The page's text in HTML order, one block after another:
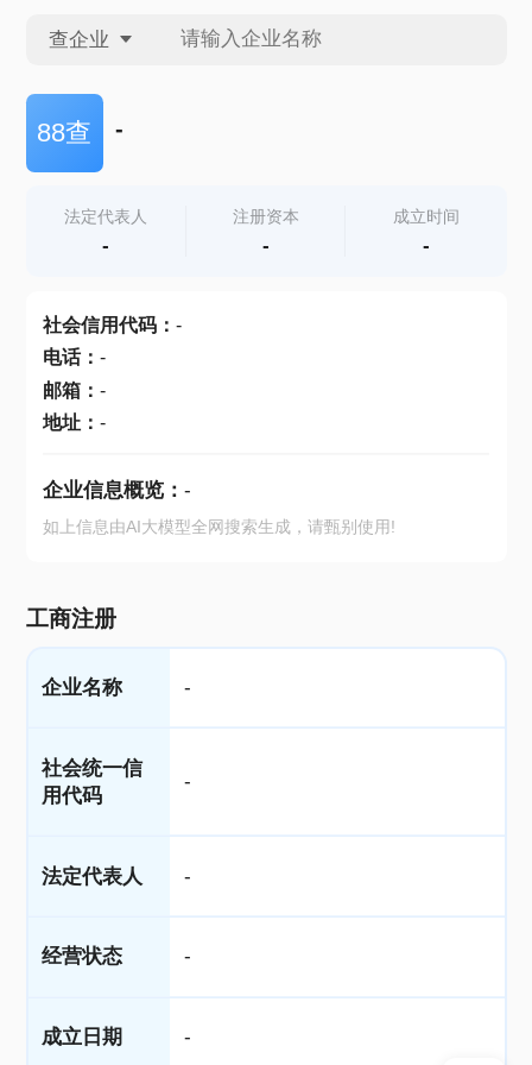
查企业
查企业
查产地
88查 -
法定代表人
-
注册资本
-
成立时间
-
社会信用代码： -
电话： -
邮箱： -
地址： -
企业信息概览： -
如上信息由AI大模型全网搜索生成，请甄别使用!
工商注册
企业名称 -
社会统一信
用代码
-
法定代表人 -
经营状态 -
成立日期 -